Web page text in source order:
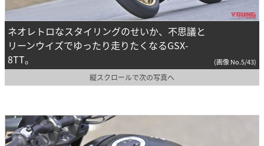
ネオレトロなスタイリングのせいか、不思議と
リーンウイズでゆったり走りたくなるGSX-
8TT。
(画像 No.5/43)
縦スクロールで次の写真へ